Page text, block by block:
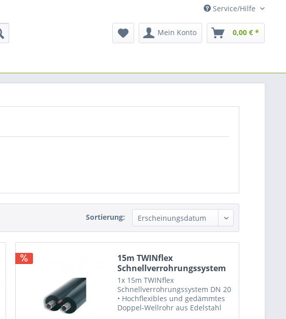
Service/Hilfe
Mein Konto 0,00 € *
Sortierung:
15m TWINflex
Schnellverrohrungssystem
DN 20...
1x 15m TWINflex
Schnellverrohrungssystem DN 20
• Hochflexibles und gedämmtes
Doppel-Wellrohr aus Edelstahl